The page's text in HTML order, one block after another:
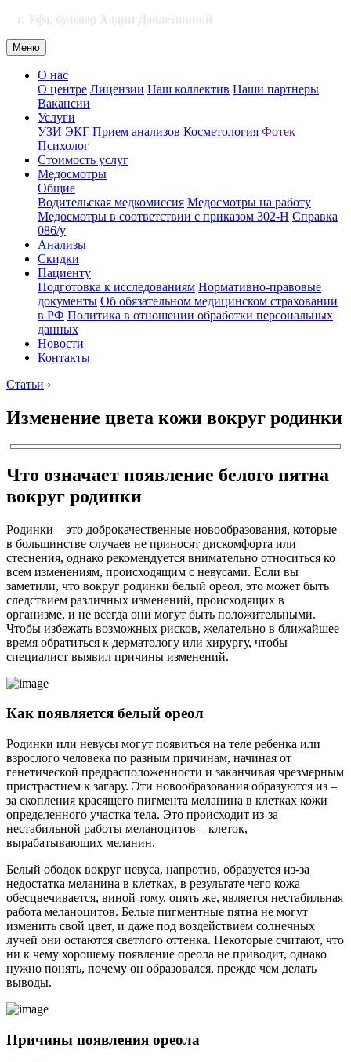
г. Уфа, бульвар Хадии Давлетшиной
Меню
О нас
О центре Лицензии Наш коллектив Наши партнеры
Вакансии
Услуги
УЗИ ЭКГ Прием анализов Косметология Фотек
Психолог
Стоимость услуг
Медосмотры
Общие
Водительская медкомиссия Медосмотры на работу
Медосмотры в соответствии с приказом 302-Н Справка
086/у
Анализы
Скидки
Пациенту
Подготовка к исследованиям Нормативно-правовые
документы Об обязательном медицинском страховании
в РФ Политика в отношении обработки персональных
данных
Новости
Контакты
Статьи ›
Изменение цвета кожи вокруг родинки
Что означает появление белого пятна
вокруг родинки
Родинки – это доброкачественные новообразования, которые
в большинстве случаев не приносят дискомфорта или
стеснения, однако рекомендуется внимательно относиться ко
всем изменениям, происходящим с невусами. Если вы
заметили, что вокруг родинки белый ореол, это может быть
следствием различных изменений, происходящих в
организме, и не всегда они могут быть положительными.
Чтобы избежать возможных рисков, желательно в ближайшее
время обратиться к дерматологу или хирургу, чтобы
специалист выявил причины изменений.
Как появляется белый ореол
Родинки или невусы могут появиться на теле ребенка или
взрослого человека по разным причинам, начиная от
генетической предрасположенности и заканчивая чрезмерным
пристрастием к загару. Эти новообразования образуются из –
за скопления красящего пигмента меланина в клетках кожи
определенного участка тела. Это происходит из-за
нестабильной работы меланоцитов – клеток,
вырабатывающих меланин.
Белый ободок вокруг невуса, напротив, образуется из-за
недостатка меланина в клетках, в результате чего кожа
обесцвечивается, виной тому, опять же, является нестабильная
работа меланоцитов. Белые пигментные пятна не могут
изменить свой цвет, и даже под воздействием солнечных
лучей они остаются светлого оттенка. Некоторые считают, что
ни к чему хорошему появление ореола не приводит, однако
нужно понять, почему он образовался, прежде чем делать
выводы.
Причины появления ореола